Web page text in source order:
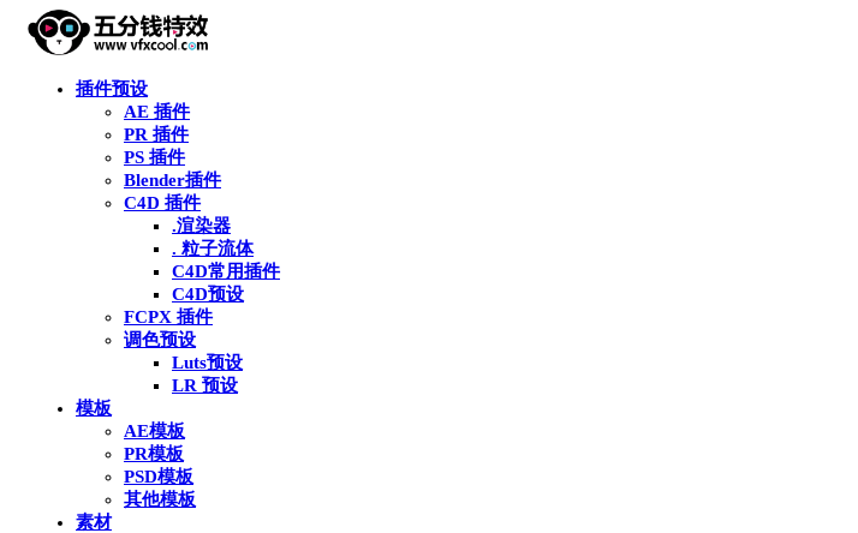
插件预设
AE 插件
PR 插件
PS 插件
Blender插件
C4D 插件
.渲染器
. 粒子流体
C4D常用插件
C4D预设
FCPX 插件
调色预设
Luts预设
LR 预设
模板
AE模板
PR模板
PSD模板
其他模板
素材